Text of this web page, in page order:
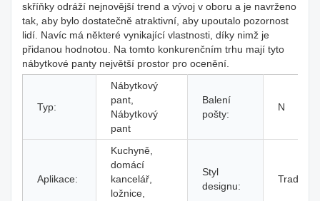
skříňky odráží nejnovější trend a vývoj v oboru a je navrženo
tak, aby bylo dostatečně atraktivní, aby upoutalo pozornost
lidí. Navíc má některé vynikající vlastnosti, díky nimž je
přidanou hodnotou. Na tomto konkurenčním trhu mají tyto
nábytkové panty největší prostor pro ocenění.
Typ:
Nábytkový
pant,
Nábytkový
pant
Balení
pošty:
N
Aplikace:
Kuchyně,
domácí
kancelář,
ložnice,
Styl
designu:
Tradiční